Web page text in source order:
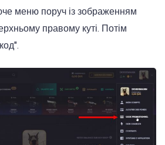
меню поруч із зображенням
правому куті. Потім